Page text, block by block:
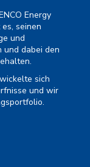
Energy
seinen
und
und dabei den
sich
und wir